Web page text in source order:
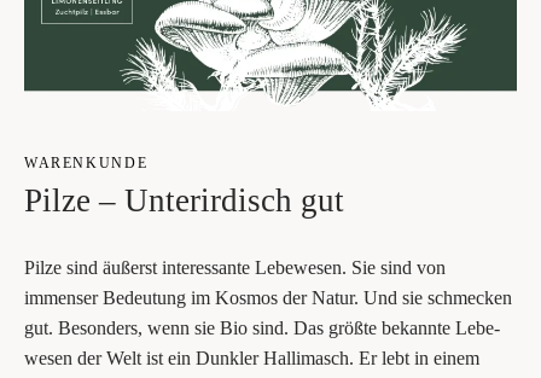
WAREN­KUN­DE
Pil­ze – Unter­ir­disch gut
Pil­ze sind äußerst inter­es­san­te Lebe­wesen. Sie sind von
immenser ­Bedeu­tung im Kos­mos der Natur. Und sie schme­cken
gut. Beson­ders, wenn sie Bio sind. Das größ­te bekann­te Lebe­
we­sen der Welt ist ein Dunk­ler Hal­li­ma­sch. Er lebt in einem